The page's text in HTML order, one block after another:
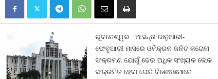
ଭୁବନେଶ୍ୱର : ଆସନ୍ତା ଜାନୁଆରୀ-
ଫେବୃଆରୀ ମାସରେ ଓମିକ୍ରନ ଜନିତ କରୋନା
ସଂକ୍ରମଣ ଯୋଗୁଁ ଢେର ଅଧିକ ସଂଖ୍ୟକ ଲୋକ
ସଂକ୍ରମିତ ହେବା ଘେନି ବିଶେଷଜ୍ଞମାନେ